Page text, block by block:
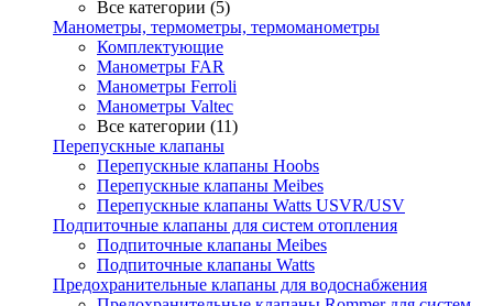
Все категории (5)
Манометры, термометры, термоманометры
Комплектующие
Манометры FAR
Манометры Ferroli
Манометры Valtec
Все категории (11)
Перепускные клапаны
Перепускные клапаны Hoobs
Перепускные клапаны Meibes
Перепускные клапаны Watts USVR/USV
Подпиточные клапаны для систем отопления
Подпиточные клапаны Meibes
Подпиточные клапаны Watts
Предохранительные клапаны для водоснабжения